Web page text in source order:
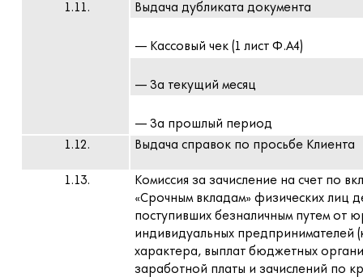
1.11.
Выдача дубликата документа
— Кассовый чек (1 лист Ф.А4)
— За текущий месяц
— За прошлый период
1.12.
Выдача справок по просьбе Клиента
1.13.
Комиссия за зачисление на счет по
«Срочным вкладам» физических лиц
поступивших безналичным путем от
индивидуальных предпринимателей
характера, выплат бюджетных
заработной платы и зачислений по